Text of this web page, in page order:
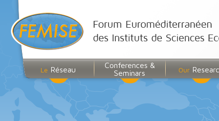
Le Réseau
Conferences &
Seminars
Our